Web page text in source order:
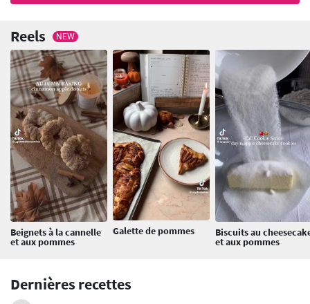
Reels NEW
Beignets à la cannelle
et aux pommes
Galette de pommes Biscuits au
et aux pommes
Dernières recettes